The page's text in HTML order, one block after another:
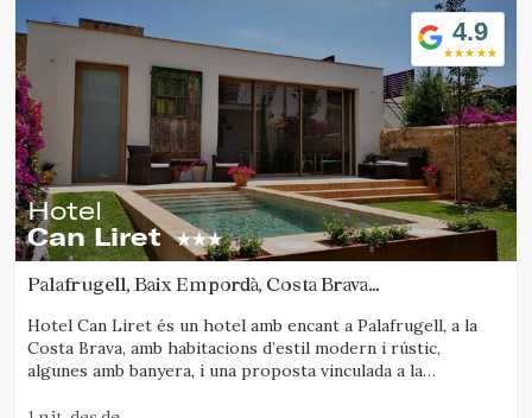
Gestionar la meva reserva
4.9
Hotel
Can Liret
Palafrugell, Baix Empordà, Costa Brava
Hotel Can Liret és un hotel amb encant a Palafrugell, a la
Costa Brava, amb habitacions d’estil modern i rústic,
algunes amb banyera, i una proposta vinculada a la